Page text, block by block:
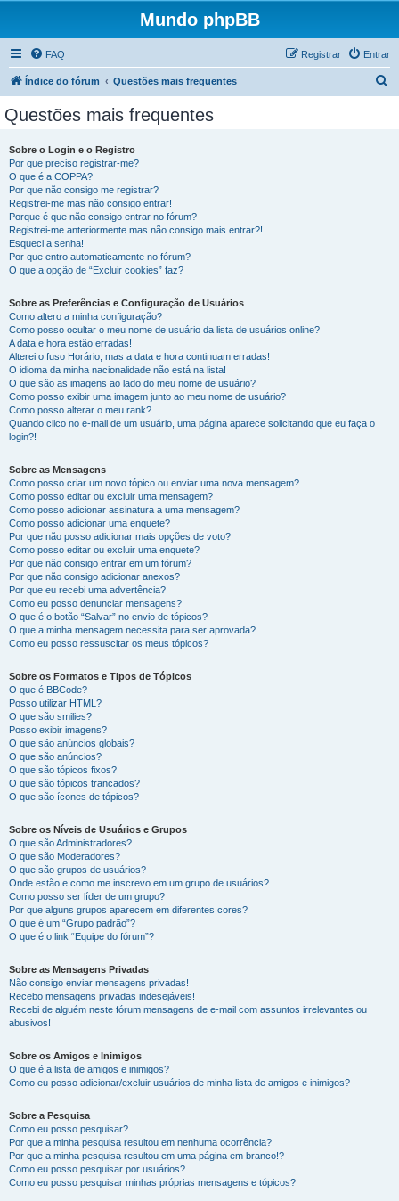
Mundo phpBB
FAQ Entrar
Registrar
Índice do fórum Questões mais frequentes
Questões mais frequentes
Sobre o Login e o Registro
Por que preciso registrar-me?
O que é a COPPA?
Por que não consigo me registrar?
Registrei-me mas não consigo entrar!
Porque é que não consigo entrar no fórum?
Registrei-me anteriormente mas não consigo mais entrar?!
Esqueci a senha!
Por que entro automaticamente no fórum?
O que a opção de “Excluir cookies” faz?
Sobre as Preferências e Configuração de Usuários
Como altero a minha configuração?
Como posso ocultar o meu nome de usuário da lista de usuários online?
A data e hora estão erradas!
Alterei o fuso Horário, mas a data e hora continuam erradas!
O idioma da minha nacionalidade não está na lista!
O que são as imagens ao lado do meu nome de usuário?
Como posso exibir uma imagem junto ao meu nome de usuário?
Como posso alterar o meu rank?
Quando clico no e-mail de um usuário, uma página aparece solicitando que eu faça o
login?!
Sobre as Mensagens
Como posso criar um novo tópico ou enviar uma nova mensagem?
Como posso editar ou excluir uma mensagem?
Como posso adicionar assinatura a uma mensagem?
Como posso adicionar uma enquete?
Por que não posso adicionar mais opções de voto?
Como posso editar ou excluir uma enquete?
Por que não consigo entrar em um fórum?
Por que não consigo adicionar anexos?
Por que eu recebi uma advertência?
Como eu posso denunciar mensagens?
O que é o botão “Salvar” no envio de tópicos?
O que a minha mensagem necessita para ser aprovada?
Como eu posso ressuscitar os meus tópicos?
Sobre os Formatos e Tipos de Tópicos
O que é BBCode?
Posso utilizar HTML?
O que são smilies?
Posso exibir imagens?
O que são anúncios globais?
O que são anúncios?
O que são tópicos fixos?
O que são tópicos trancados?
O que são ícones de tópicos?
Sobre os Níveis de Usuários e Grupos
O que são Administradores?
O que são Moderadores?
O que são grupos de usuários?
Onde estão e como me inscrevo em um grupo de usuários?
Como posso ser líder de um grupo?
Por que alguns grupos aparecem em diferentes cores?
O que é um “Grupo padrão”?
O que é o link “Equipe do fórum”?
Sobre as Mensagens Privadas
Não consigo enviar mensagens privadas!
Recebo mensagens privadas indesejáveis!
Recebi de alguém neste fórum mensagens de e-mail com assuntos irrelevantes ou
abusivos!
Sobre os Amigos e Inimigos
O que é a lista de amigos e inimigos?
Como eu posso adicionar/excluir usuários de minha lista de amigos e inimigos?
Sobre a Pesquisa
Como eu posso pesquisar?
Por que a minha pesquisa resultou em nenhuma ocorrência?
Por que a minha pesquisa resultou em uma página em branco!?
Como eu posso pesquisar por usuários?
Como eu posso pesquisar minhas próprias mensagens e tópicos?